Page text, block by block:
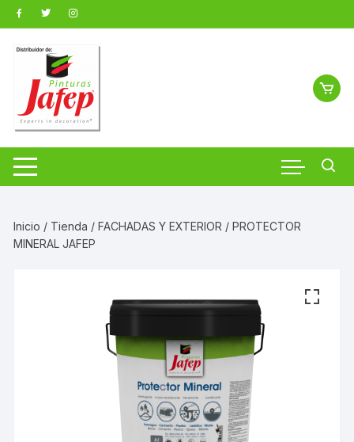
Saltar
al
contenido
Inicio / Tienda /FACHADAS Y EXTERIOR / PROTECTOR
MINERAL JAFEP